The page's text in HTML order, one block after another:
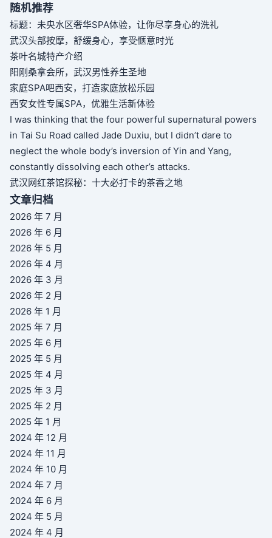
随机推荐
标题：未央水区奢华SPA体验，让你尽享身心的洗礼
武汉头部按摩，舒缓身心，享受惬意时光
茶叶名城特产介绍
阳刚桑拿会所，武汉男性养生圣地
家庭SPA吧西安，打造家庭放松乐园
西安女性专属SPA，优雅生活新体验
I was thinking that the four powerful supernatural powers
in Tai Su Road called Jade Duxiu, but I didn’t dare to
neglect the whole body’s inversion of Yin and Yang,
constantly dissolving each other’s attacks.
武汉网红茶馆探秘：十大必打卡的茶香之地
文章归档
2026 年 7 月
2026 年 6 月
2026 年 5 月
2026 年 4 月
2026 年 3 月
2026 年 2 月
2026 年 1 月
2025 年 7 月
2025 年 6 月
2025 年 5 月
2025 年 4 月
2025 年 3 月
2025 年 2 月
2025 年 1 月
2024 年 12 月
2024 年 11 月
2024 年 10 月
2024 年 7 月
2024 年 6 月
2024 年 5 月
2024 年 4 月